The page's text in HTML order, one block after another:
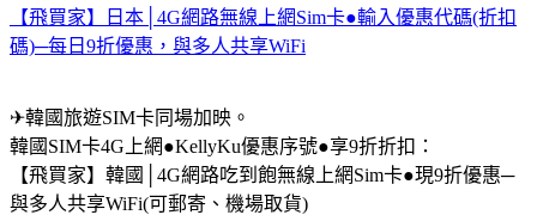
【飛買家】日本│4G網路無線上網Sim卡●輸入優惠代碼(折扣
碼)─每日9折優惠，與多人共享WiFi
✈韓國旅遊SIM卡同場加映。
韓國SIM卡4G上網●KellyKu優惠序號●享9折折扣：
【飛買家】韓國│4G網路吃到飽無線上網Sim卡●現9折優惠─
與多人共享WiFi(可郵寄、機場取貨)